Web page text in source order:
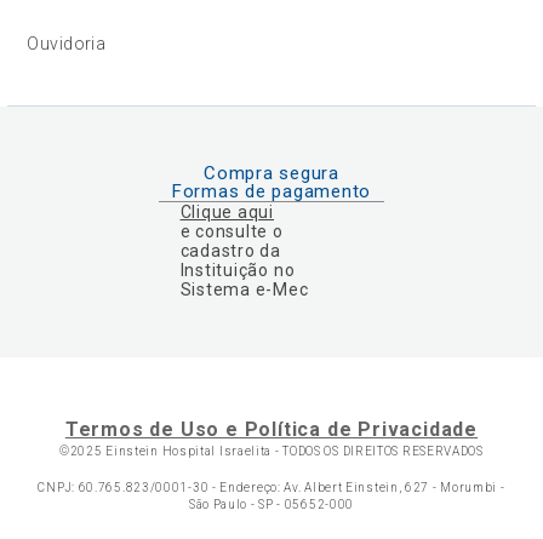
Ouvidoria
Compra segura
Formas de pagamento
Clique aqui
e consulte o
cadastro da
Instituição no
Sistema e-Mec
Termos de Uso e Política de Privacidade
©2025 Einstein Hospital Israelita -TODOS OS DIREITOS RESERVADOS
CNPJ: 60.765.823/0001-30 - Endereço: Av. Albert Einstein, 627 - Morumbi -
São Paulo - SP - 05652-000